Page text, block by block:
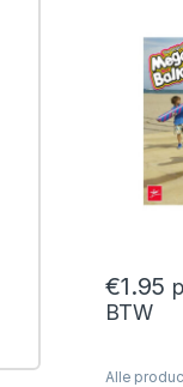
€1.95
BTW
Alle